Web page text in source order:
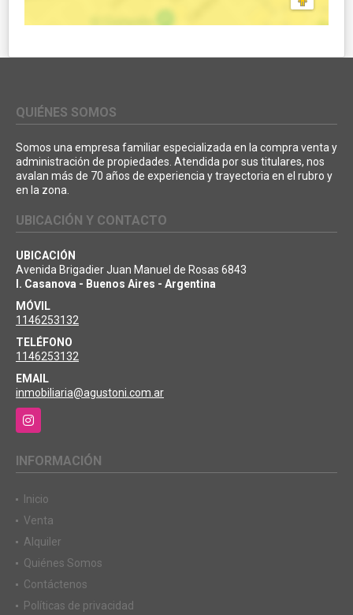
QUIÉNES SOMOS
Somos una empresa familiar especializada en la compra venta y
administración de propiedades. Atendida por sus titulares, nos
avalan más de 70 años de experiencia y trayectoria en el rubro y
en la zona.
UBICACIÓN Y CONTACTO
UBICACIÓN
Avenida Brigadier Juan Manuel de Rosas 6843
I. Casanova - Buenos Aires - Argentina
MÓVIL
1146253132
TELÉFONO
1146253132
EMAIL
inmobiliaria@agustoni.com.ar
Instagram
INFORMACIÓN
Inicio
Venta
Alquiler
Quiénes Somos
Contáctenos
Políticas de privacidad